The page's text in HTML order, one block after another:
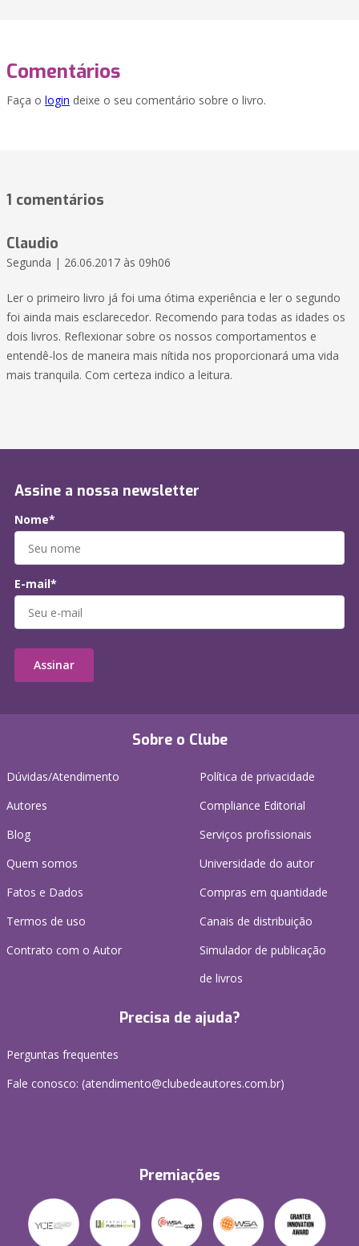
Comentários
Faça o login deixe o seu comentário sobre o livro.
1 comentários
Claudio
Segunda | 26.06.2017 às 09h06
Ler o primeiro livro já foi uma ótima experiência e ler o segundo
foi ainda mais esclarecedor. Recomendo para todas as idades os
dois livros. Reflexionar sobre os nossos comportamentos e
entendê-los de maneira mais nítida nos proporcionará uma vida
mais tranquila. Com certeza indico a leitura.
Sobre o Clube
Dúvidas/Atendimento
Autores
Blog
Quem somos
Fatos e Dados
Termos de uso
Contrato com o Autor
Política de privacidade
Compliance Editorial
Serviços profissionais
Universidade do autor
Compras em quantidade
Canais de distribuição
Simulador de publicação
de livros
Precisa de ajuda?
Perguntas frequentes
Fale conosco: (atendimento@clubedeautores.com.br)
Premiações
Assine a nossa newsletter
Nome*
E-mail*
Assinar